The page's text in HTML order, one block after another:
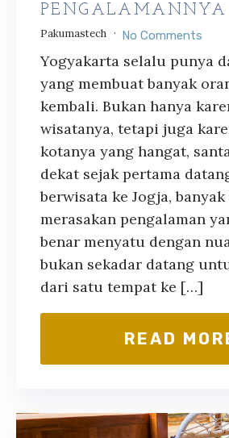
PENGALAMANNYA
Pakumastech No Comments
Yogyakarta selalu punya
yang membuat banyak
kembali. Bukan hanya
wisatanya, tetapi juga
kotanya yang hangat,
dekat sejak pertama
berwisata ke Jogja,
merasakan pengalaman
benar menyatu dengan
bukan sekadar datang
dari satu tempat ke […]
READ